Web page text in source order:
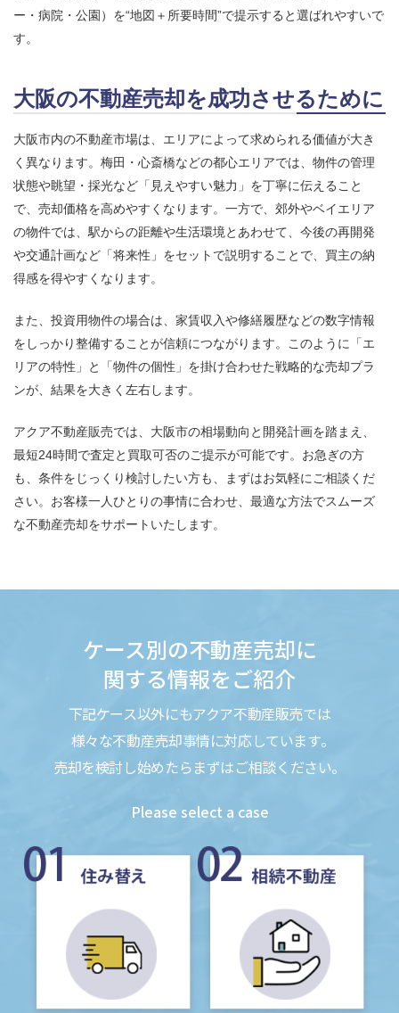
ー・病院・公園）を“地図＋所要時間”で提示すると選ばれやすいで
す。
大阪の不動産売却を成功させるために
大阪市内の不動産市場は、エリアによって求められる価値が大き
く異なります。梅田・心斎橋などの都心エリアでは、物件の管理
状態や眺望・採光など「見えやすい魅力」を丁寧に伝えること
で、売却価格を高めやすくなります。一方で、郊外やベイエリア
の物件では、駅からの距離や生活環境とあわせて、今後の再開発
や交通計画など「将来性」をセットで説明することで、買主の納
得感を得やすくなります。
また、投資用物件の場合は、家賃収入や修繕履歴などの数字情報
をしっかり整備することが信頼につながります。このように「エ
リアの特性」と「物件の個性」を掛け合わせた戦略的な売却プラ
ンが、結果を大きく左右します。
アクア不動産販売では、大阪市の相場動向と開発計画を踏まえ、
最短24時間で査定と買取可否のご提示が可能です。お急ぎの方
も、条件をじっくり検討したい方も、まずはお気軽にご相談くだ
さい。お客様一人ひとりの事情に合わせ、最適な方法でスムーズ
な不動産売却をサポートいたします。
ケース別の不動産売却に
関する情報をご紹介
下記ケース以外にもアクア不動産販売では
様々な不動産売却事情に対応しています｡
売却を検討し始めたらまずはご相談ください。
Please select a case